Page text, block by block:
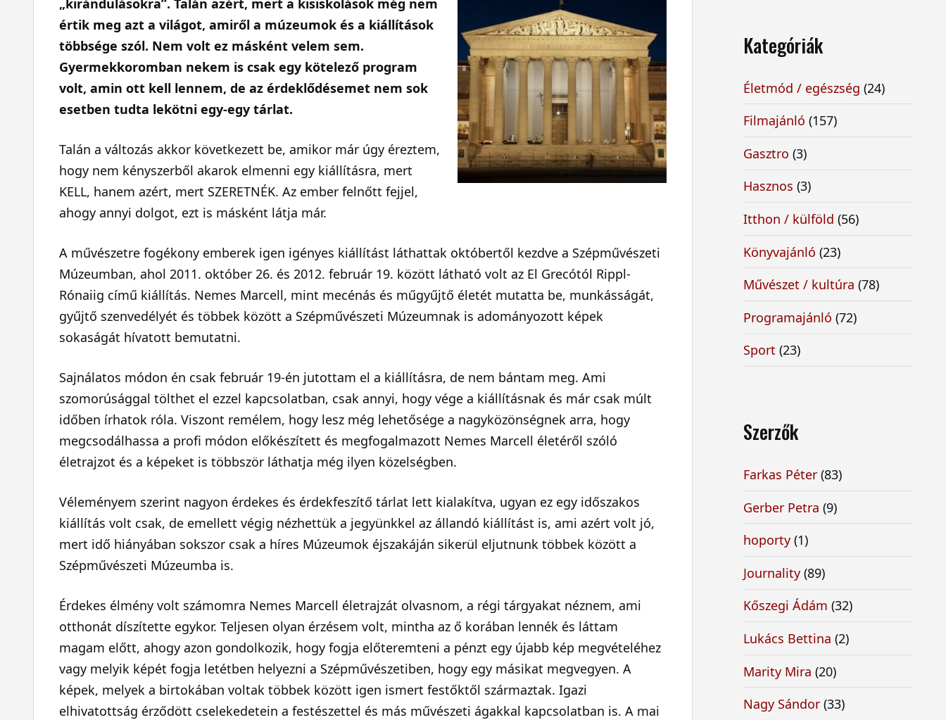
„kirándulásokra”. Talán azért, mert a kisiskolások még nem
értik meg azt a világot, amiről a múzeumok és a kiállítások
többsége szól. Nem volt ez másként velem sem.
Gyermekkoromban nekem is csak egy kötelező program
volt, amin ott kell lennem, de az érdeklődésemet nem sok
esetben tudta lekötni egy-egy tárlat.
Talán a változás akkor következett be, amikor már úgy éreztem,
hogy nem kényszerből akarok elmenni egy kiállításra, mert
KELL, hanem azért, mert SZERETNÉK. Az ember felnőtt fejjel,
ahogy annyi dolgot, ezt is másként látja már.
A művészetre fogékony emberek igen igényes kiállítást láthattak októbertől kezdve a Szépművészeti
Múzeumban, ahol 2011. október 26. és 2012. február 19. között látható volt az El Grecótól Rippl-
Rónaiig című kiállítás. Nemes Marcell, mint mecénás és műgyűjtő életét mutatta be, munkásságát,
gyűjtő szenvedélyét és többek között a Szépművészeti Múzeumnak is adományozott képek
sokaságát hívatott bemutatni.
Sajnálatos módon én csak február 19-én jutottam el a kiállításra, de nem bántam meg. Ami
szomorúsággal tölthet el ezzel kapcsolatban, csak annyi, hogy vége a kiállításnak és már csak múlt
időben írhatok róla. Viszont remélem, hogy lesz még lehetősége a nagyközönségnek arra, hogy
megcsodálhassa a profi módon előkészített és megfogalmazott Nemes Marcell életéről szóló
életrajzot és a képeket is többször láthatja még ilyen közelségben.
Véleményem szerint nagyon érdekes és érdekfeszítő tárlat lett kialakítva, ugyan ez egy időszakos
kiállítás volt csak, de emellett végig nézhettük a jegyünkkel az állandó kiállítást is, ami azért volt jó,
mert idő hiányában sokszor csak a híres Múzeumok éjszakáján sikerül eljutnunk többek között a
Szépművészeti Múzeumba is.
Érdekes élmény volt számomra Nemes Marcell életrajzát olvasnom, a régi tárgyakat néznem, ami
otthonát díszítette egykor. Teljesen olyan érzésem volt, mintha az ő korában lennék és láttam
magam előtt, ahogy azon gondolkozik, hogy fogja előteremteni a pénzt egy újabb kép megvételéhez
vagy melyik képét fogja letétben helyezni a Szépművészetiben, hogy egy másikat megvegyen. A
képek, melyek a birtokában voltak többek között igen ismert festőktől származtak. Igazi
elhivatottság érződött cselekedetein a festészettel és más művészeti ágakkal kapcsolatban is. A mai
Kategóriák
Életmód / egészség (24)
Filmajánló (157)
Gasztro (3)
Hasznos (3)
Itthon / külföld (56)
Könyvajánló (23)
Művészet / kultúra (78)
Programajánló (72)
Sport (23)
Szerzők
Farkas Péter (83)
Gerber Petra (9)
hoporty (1)
Journality (89)
Kőszegi Ádám (32)
Lukács Bettina (2)
Marity Mira (20)
Nagy Sándor (33)